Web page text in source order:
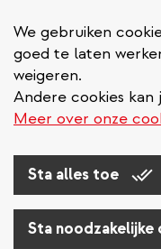
We gebruiken
goed te laten
weigeren.
Andere cookies kan
Meer over onze
Sta alles toe
Sta